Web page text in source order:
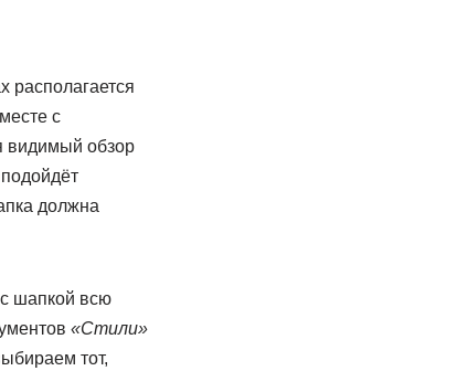
располагается
с
видимый обзор
должна
шапкой всю
«Стили»
тот,